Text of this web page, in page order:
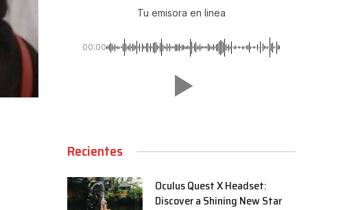
Tu emisora en linea
00:00
Recientes
Oculus Quest X Headset:
Discover a Shining New Star